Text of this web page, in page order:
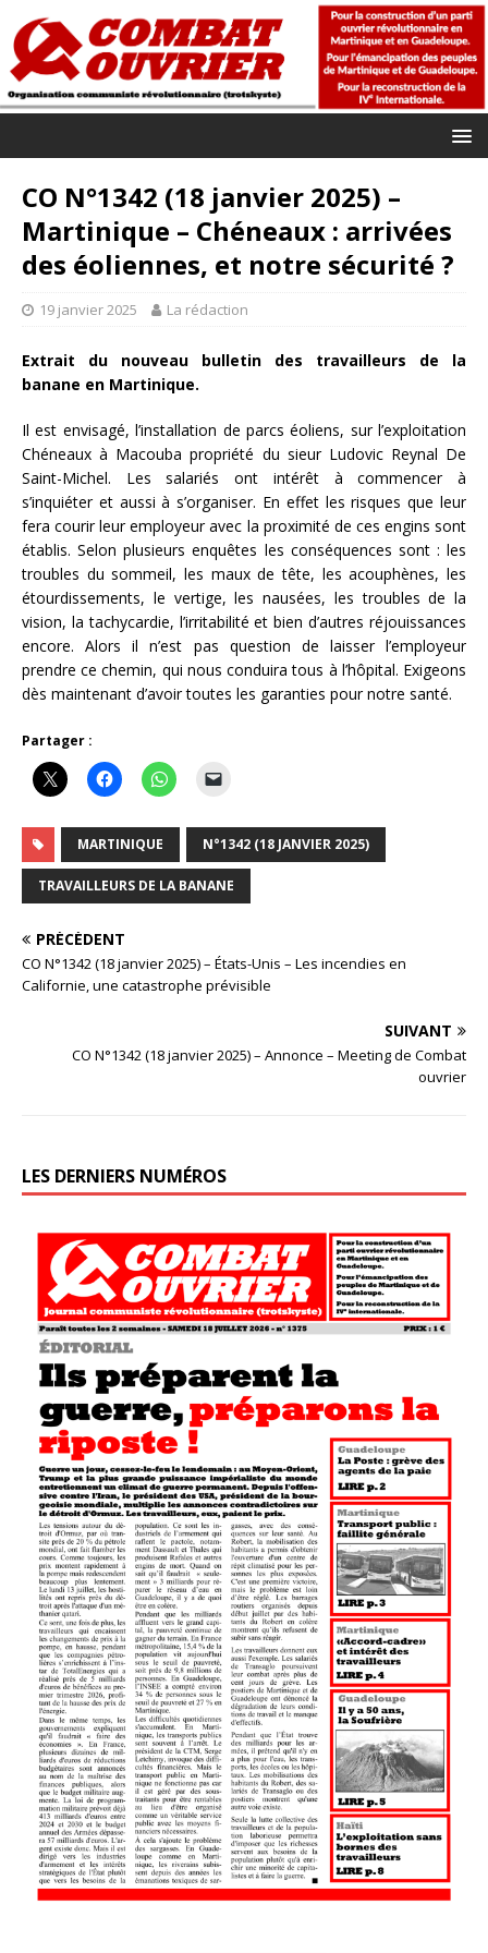
CO N°1342 (18 janvier 2025) –
Martinique – Chéneaux : arrivées
des éoliennes, et notre sécurité ?
19 janvier 2025 La rédaction
Extrait du nouveau bulletin des travailleurs de la
banane en Martinique.
Il est envisagé, l’installation de parcs éoliens, sur l’exploitation
Chéneaux à Macouba propriété du sieur Ludovic Reynal De
Saint-Michel. Les salariés ont intérêt à commencer à
s’inquiéter et aussi à s’organiser. En effet les risques que leur
fera courir leur employeur avec la proximité de ces engins sont
établis. Selon plusieurs enquêtes les conséquences sont : les
troubles du sommeil, les maux de tête, les acouphènes, les
étourdissements, le vertige, les nausées, les troubles de la
vision, la tachycardie, l’irritabilité et bien d’autres réjouissances
encore. Alors il n’est pas question de laisser l’employeur
prendre ce chemin, qui nous conduira tous à l’hôpital. Exigeons
dès maintenant d’avoir toutes les garanties pour notre santé.
Partager :
MARTINIQUE N°1342 (18 JANVIER 2025)
TRAVAILLEURS DE LA BANANE
PRÉCÉDENT
CO N°1342 (18 janvier 2025) – États-Unis – Les incendies en
Californie, une catastrophe prévisible
SUIVANT
CO N°1342 (18 janvier 2025) – Annonce – Meeting de Combat
ouvrier
LES DERNIERS NUMÉROS